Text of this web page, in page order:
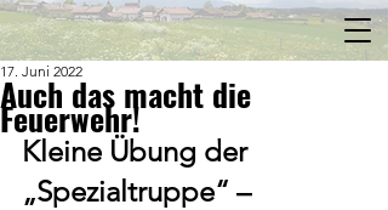
Auch das macht die
Feuerwehr!
17. Juni 2022
Kleine Übung der
„Spezialtruppe“ –